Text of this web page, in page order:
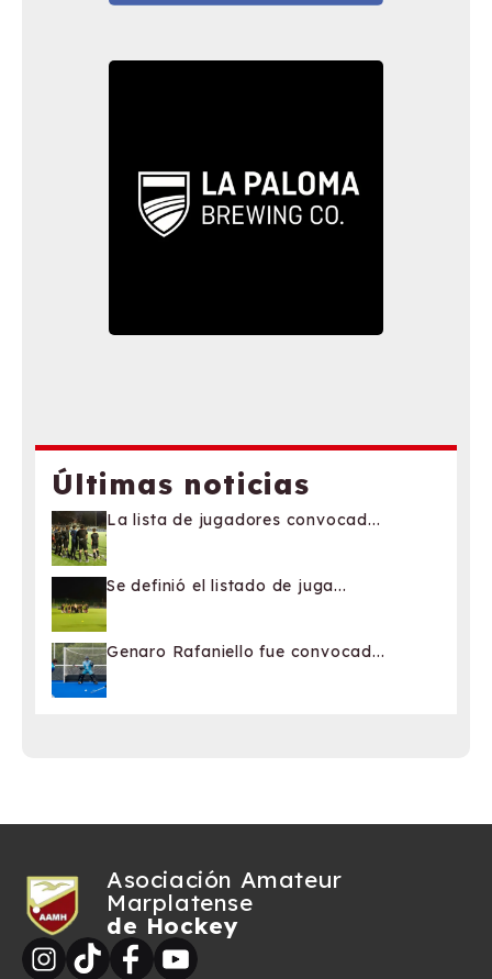
Últimas noticias
La lista de jugadores convocad...
Se definió el listado de juga...
Genaro Rafaniello fue convocad...
Asociación Amateur
Marplatense
de Hockey